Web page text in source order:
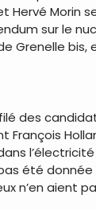
Hervé
sur le
Grenelle
des
pas été
n’en aient